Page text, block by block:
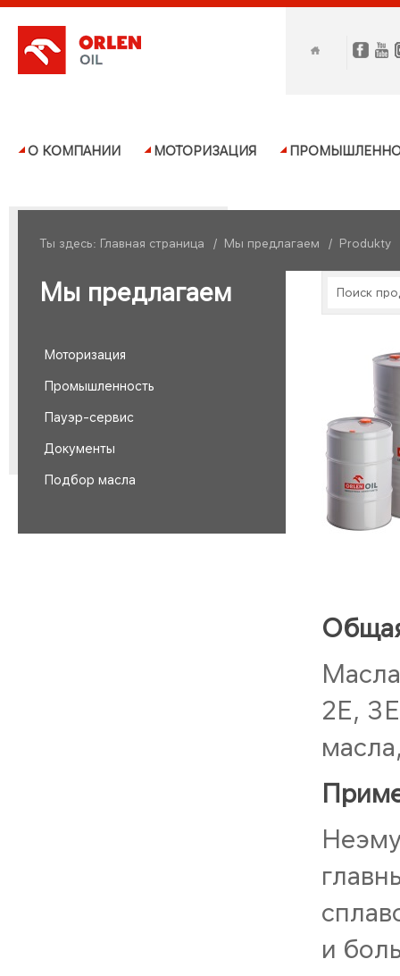
О КОМПАНИИ МОТОРИЗАЦИЯ
Ты здесь: Главная страница / Мы предлагаем / Produkty
Мы предлагаем
Моторизация
Промышленность
Пауэр-сервис
Документы
Подбор масла
Поиск
2E,
и